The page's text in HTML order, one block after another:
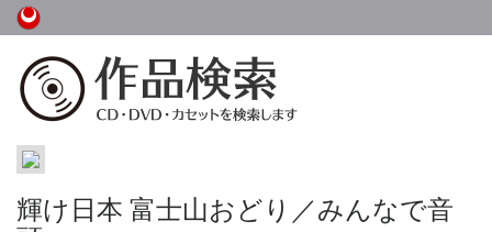
輝け日本 富士山おどり／みんなで音